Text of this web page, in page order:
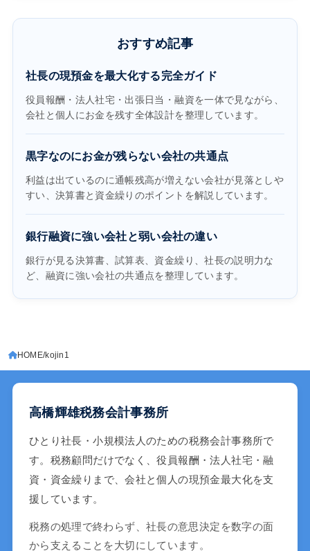
おすすめ記事
社長の現預金を最大化する完全ガイド
役員報酬・法人社宅・出張日当・融資を一体で見ながら、
会社と個人にお金を残す全体設計を整理しています。
黒字なのにお金が残らない会社の共通点
利益は出ているのに通帳残高が増えない会社が見落としや
すい、決算書と資金繰りのポイントを解説しています。
銀行融資に強い会社と弱い会社の違い
銀行が見る決算書、試算表、資金繰り、社長の説明力な
ど、融資に強い会社の共通点を整理しています。
HOME kojin1
高橋輝雄税務会計事務所
ひとり社長・小規模法人のための税務会計事務所で
す。税務顧問だけでなく、役員報酬・法人社宅・融
資・資金繰りまで、会社と個人の現預金最大化を支
援しています。
税務の処理で終わらず、社長の意思決定を数字の面
から支えることを大切にしています。